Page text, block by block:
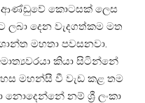
ආණ්ඩුවේ කොටසක් ලෙස
ලබා දෙන වැදගත්කම මත
මහතා පවසනවා.
කියා සිටින්නේ
මහන්සී වී වැඩ කළ තම
නොදෙන්නේ නම් ශ්‍රී ලංකා